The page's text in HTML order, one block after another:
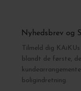
Nyhedsbrev og
Tilmeld dig
blandt de første,
boligindretning.